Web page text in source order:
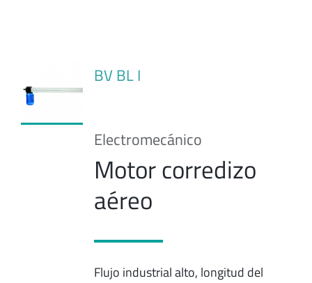
BV BL I
Electromecánico
Motor corredizo
aéreo
Flujo industrial alto, longitud del